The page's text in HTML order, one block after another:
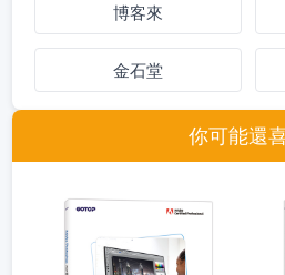
博客來
金石堂
你可能還